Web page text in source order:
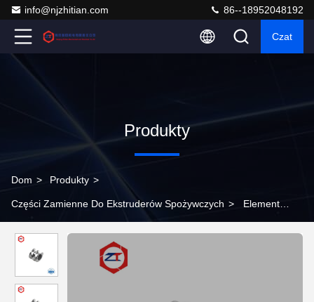
info@njzhitian.com 86--18952048192
Czat
Produkty
Dom > Produkty >
Części Zamienne Do Ekstruderów Spożywczych > Element